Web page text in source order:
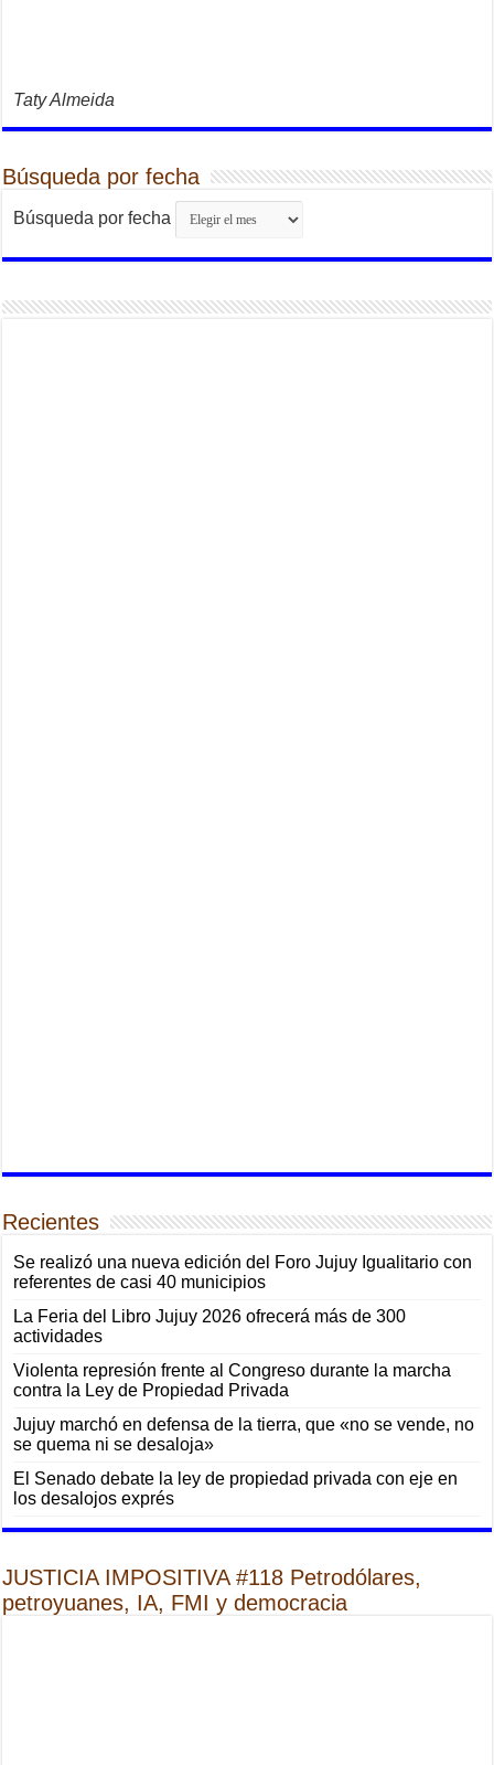
Taty Almeida
Búsqueda por fecha
Búsqueda por fecha
Recientes
Se realizó una nueva edición del Foro Jujuy Igualitario con
referentes de casi 40 municipios
La Feria del Libro Jujuy 2026 ofrecerá más de 300
actividades
Violenta represión frente al Congreso durante la marcha
contra la Ley de Propiedad Privada
Jujuy marchó en defensa de la tierra, que «no se vende, no
se quema ni se desaloja»
El Senado debate la ley de propiedad privada con eje en
los desalojos exprés
JUSTICIA IMPOSITIVA #118 Petrodólares,
petroyuanes, IA, FMI y democracia